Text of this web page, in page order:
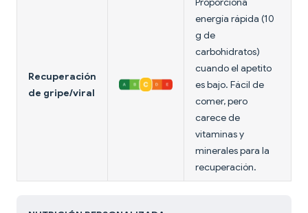
Recuperación
de gripe/viral
energía rápida (10
g de
carbohidratos)
cuando el apetito
es bajo. Fácil de
comer, pero
carece de
vitaminas y
minerales para la
recuperación.